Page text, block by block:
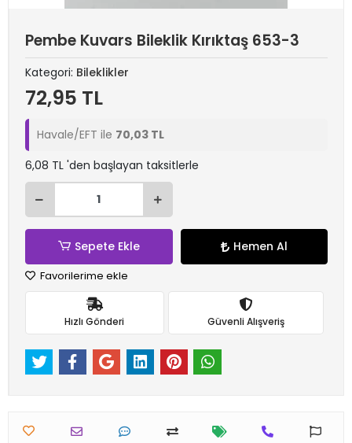
Pembe Kuvars Bileklik Kırıktaş 653-3
Kategori: Bileklikler
72,95 TL
Havale/EFT ile 70,03 TL
6,08 TL 'den başlayan taksitlerle
Sepete Ekle Hemen Al
Favorilerime ekle
Hızlı Gönderi Güvenli Alışveriş